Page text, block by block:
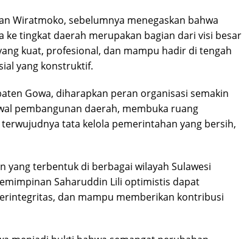
Wiratmoko, sebelumnya menegaskan bahwa
tingkat daerah merupakan bagian dari visi besar
kuat, profesional, dan mampu hadir di tengah
yang konstruktif.
Gowa, diharapkan peran organisasi semakin
pembangunan daerah, membuka ruang
tata kelola pemerintahan yang bersih,
yang terbentuk di berbagai wilayah Sulawesi
Saharuddin Lili optimistis dapat
dan mampu memberikan kontribusi